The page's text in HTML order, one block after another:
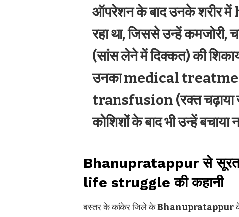
ऑपरेशन के बाद उनके शरीर
रहा था, जिससे उन्हें
(सांस लेने में दिक्कत) की
उनका medical
transfusion (रक्त चढ़ाया
कोशिशों के बाद भी उन्हें बचाया
Bhanupratappur से सूरत
life struggle की कहानी
बस्तर के कांकेर जिले केBhanupratappur